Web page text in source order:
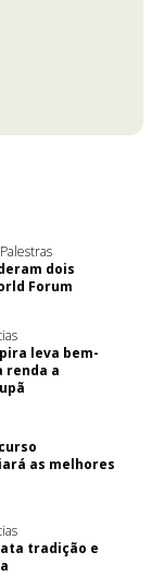
dois
Forum
leva bem-
renda a
as melhores
tradição e